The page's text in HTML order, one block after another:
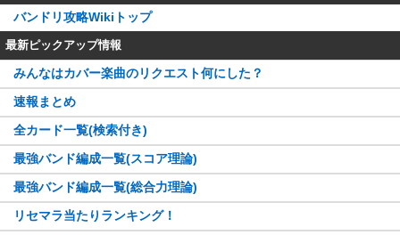
バンドリ攻略Wikiトップ
最新ピックアップ情報
みんなはカバー楽曲のリクエスト何にした？
速報まとめ
全カード一覧(検索付き)
最強バンド編成一覧(スコア理論)
最強バンド編成一覧(総合力理論)
リセマラ当たりランキング！